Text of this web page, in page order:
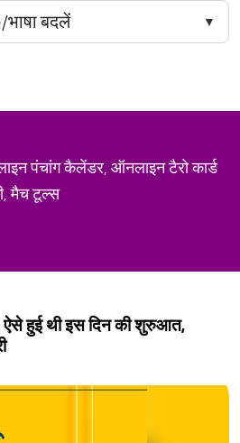
पंचांग कैलेंडर, ऑनलाइन टैरो कार्ड
मैच टूल्स
ऐसे हुई थी इस दिन की शुरुआत,